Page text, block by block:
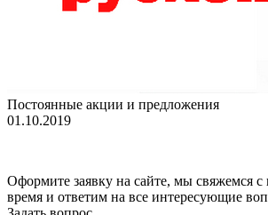
Постоянные акции и предложения
01.10.2019
Оформите заявку на сайте, мы свяжемся
время и ответим на все интересующие